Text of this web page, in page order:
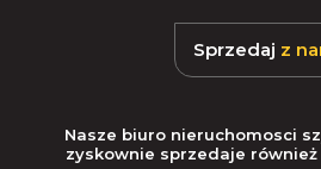
Sprzedaj z
Nasze biuro nieruchomosci
zyskownie sprzedaje